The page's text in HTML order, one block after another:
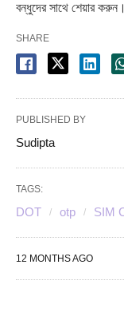
বন্ধুদের সাথে শেয়ার করুন।
SHARE
PUBLISHED BY
Sudipta
TAGS:
DOT otp SIM
12 MONTHS AGO